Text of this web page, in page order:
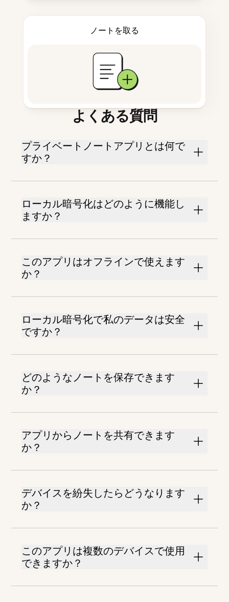
ノートを取る
よくある質問
プライベートノートアプリとは何で
すか？
ローカル暗号化はどのように機能し
ますか？
このアプリはオフラインで使えます
か？
ローカル暗号化で私のデータは安全
ですか？
どのようなノートを保存できます
か？
アプリからノートを共有できます
か？
デバイスを紛失したらどうなります
か？
このアプリは複数のデバイスで使用
できますか？